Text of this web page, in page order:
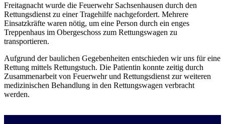
Freitagnacht wurde die Feuerwehr Sachsenhausen durch den
Rettungsdienst zu einer Tragehilfe nachgefordert. Mehrere
Einsatzkräfte waren nötig, um eine Person durch ein enges
Treppenhaus im Obergeschoss zum Rettungswagen zu
transportieren.
Aufgrund der baulichen Gegebenheiten entschieden wir uns für eine
Rettung mittels Rettungstuch. Die Patientin konnte zeitig durch
Zusammenarbeit von Feuerwehr und Rettungsdienst zur weiteren
medizinischen Behandlung in den Rettungswagen verbracht
werden.